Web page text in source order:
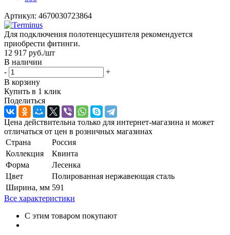
Артикул: 4670030723864
Для подключения полотенцесушителя рекомендуется
приобрести фитинги.
12 917 руб./шт
В наличии
-
+
В корзину
Купить в 1 клик
Поделиться
Цена действительна только для интернет-магазина и может
отличаться от цен в розничных магазинах
Страна
Россия
Коллекция
Квинта
Форма
Лесенка
Цвет
Полированная нержавеющая сталь
Ширина, мм 591
Все характеристики
С этим товаром покупают